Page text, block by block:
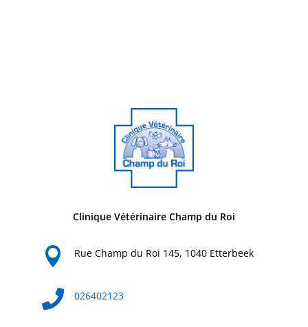
Clinique Vétérinaire Champ du Roi
 Rue Champ du Roi 145, 1040 Etterbeek
 026402123